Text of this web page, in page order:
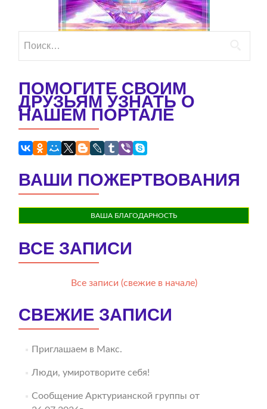
ПОМОГИТЕ СВОИМ
ДРУЗЬЯМ УЗНАТЬ О
НАШЕМ ПОРТАЛЕ
ВАШИ ПОЖЕРТВОВАНИЯ
ВАША БЛАГОДАРНОСТЬ
ВСЕ ЗАПИСИ
Все записи (свежие в начале)
СВЕЖИЕ ЗАПИСИ
Приглашаем в Макс.
Люди, умиротворите себя!
Сообщение Арктурианской группы от